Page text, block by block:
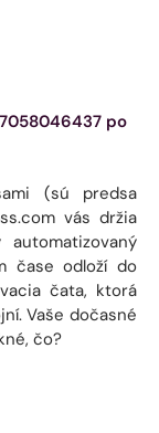
po
(sú predsa
vás držia
čase odloží do
čata, ktorá
Vaše dočasné
čo?